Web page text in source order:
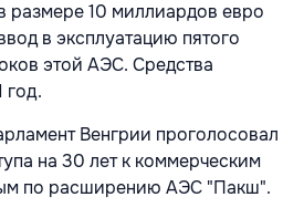
размере 10 миллиардов евро
в эксплуатацию пятого
этой АЭС. Средства
год.
Венгрии проголосовал
на 30 лет к коммерческим
по расширению АЭС "Пакш".